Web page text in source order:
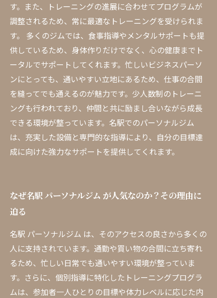
す。また、トレーニングの進展に合わせてプログラムが
調整されるため、常に最適なトレーニングを受けられま
す。 多くのジムでは、食事指導やメンタルサポートも提
供しているため、身体作りだけでなく、心の健康までト
ータルでサポートしてくれます。忙しいビジネスパーソ
ンにとっても、通いやすい立地にあるため、仕事の合間
を縫ってでも通えるのが魅力です。少人数制のトレーニ
ングも行われており、仲間と共に励まし合いながら成長
できる環境が整っています。名駅でのパーソナルジム
は、充実した設備と専門的な指導により、自分の目標達
成に向けた強力なサポートを提供してくれます。
なぜ名駅 パーソナルジム が人気なのか？その理由に
迫る
名駅 パーソナルジム は、そのアクセスの良さから多くの
人に支持されています。通勤や買い物の合間に立ち寄れ
るため、忙しい日常でも通いやすい環境が整っていま
す。さらに、個別指導に特化したトレーニングプログラ
ムは、参加者一人ひとりの目標や体力レベルに応じた内